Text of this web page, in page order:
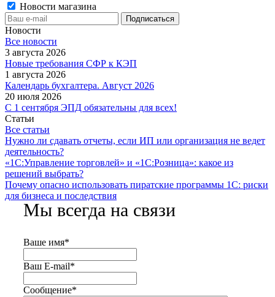
Новости магазина
Новости
Все новости
3 августа 2026
Новые требования СФР к КЭП
1 августа 2026
Календарь бухгалтера. Август 2026
20 июля 2026
С 1 сентября ЭПД обязательны для всех!
Статьи
Все статьи
Нужно ли сдавать отчеты, если ИП или организация не ведет
деятельность?
«1С:Управление торговлей» и «1С:Розница»: какое из
решений выбрать?
Почему опасно использовать пиратские программы 1С: риски
для бизнеса и последствия
Мы всегда на связи
Ваше имя*
Ваш E-mail*
Сообщение*